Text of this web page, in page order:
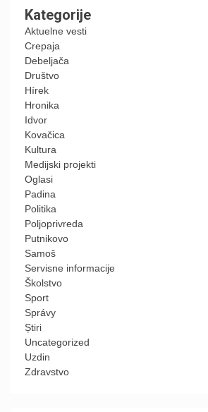
Kategorije
Aktuelne vesti
Crepaja
Debeljača
Društvo
Hírek
Hronika
Idvor
Kovačica
Kultura
Medijski projekti
Oglasi
Padina
Politika
Poljoprivreda
Putnikovo
Samoš
Servisne informacije
Školstvo
Sport
Správy
Știri
Uncategorized
Uzdin
Zdravstvo